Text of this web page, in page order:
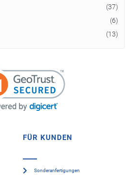
(37)
(6)
(13)
FÜR KUNDEN
Sonderanfertigungen